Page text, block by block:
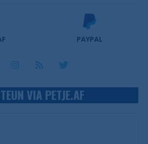
PAYPAL
VIA PETJE.AF